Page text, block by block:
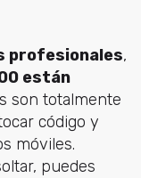
profesionales,
están
son totalmente
código y
móviles.
puedes